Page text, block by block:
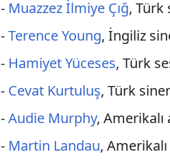
- Muazzez İlmiye Çığ, Türk
-Terence Young, İngiliz
- Hamiyet Yüceses, Türk
- Cevat Kurtuluş, Türk
-Audie Murphy, Amerikalı
- Martin Landau,